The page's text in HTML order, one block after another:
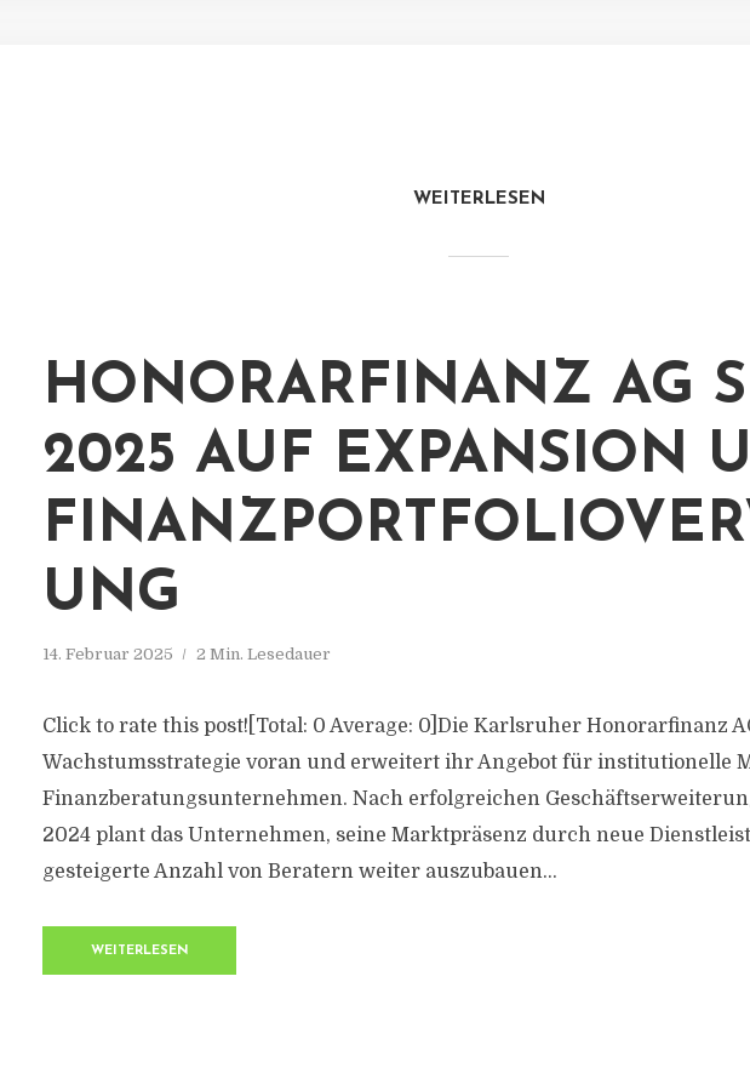
WEITERLESEN
HONORARFINANZ AG
2025 AUF EXPANSION
UNG
14. Februar 2025 2 Min. Lesedauer
Click to rate this post![Total: 0 Average: 0]Die Karlsruher Honorarfinanz
Wachstumsstrategie voran und erweitert ihr Angebot für institutionelle
Finanzberatungsunternehmen. Nach erfolgreichen
2024 plant das Unternehmen, seine Marktpräsenz durch neue
gesteigerte Anzahl von Beratern weiter auszubauen...
WEITERLESEN